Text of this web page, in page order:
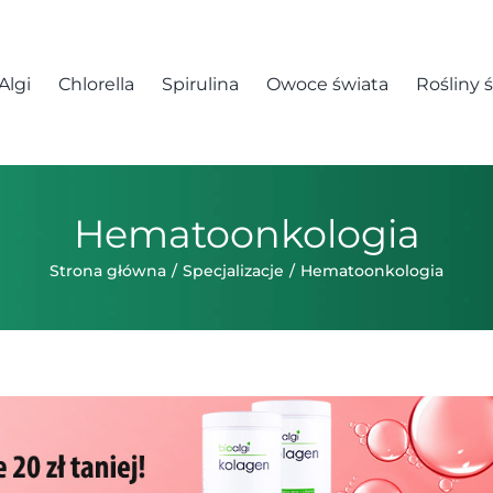
Chlorella Spirulina Owoce świata Rośliny
Hematoonkologia
Strona główna Specjalizacje Hematoonkologia